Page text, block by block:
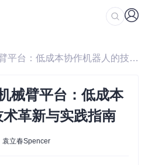
/ OpenArm开源机械臂平台：低成本协作机器人的技术革新与实践指南
械臂平台：低成本
革新与实践指南
袁立春Spencer